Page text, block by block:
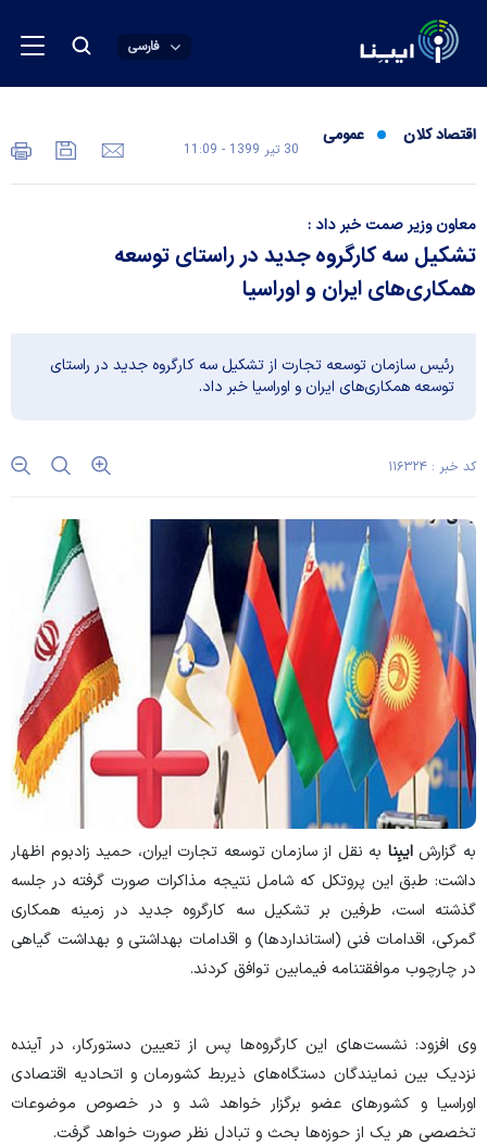
فارسی
اقتصاد کلان عمومی
30 تير 1399 - 11:09
معاون وزیر صمت خبر داد :
تشکیل سه کارگروه جدید در راستای توسعه
همکاری‌های ایران و اوراسیا
رئیس سازمان توسعه تجارت از تشکیل سه کارگروه جدید در راستای
توسعه همکاری‌های ایران و اوراسیا خبر داد.
کد خبر : ۱۱۶۳۲۴
به گزارشایبِنا به نقل از سازمان توسعه تجارت ایران، حمید زادبوم اظهار
داشت: طبق این پروتکل که شامل نتیجه مذاکرات صورت گرفته در جلسه
گذشته است، طرفین بر تشکیل سه کارگروه جدید در زمینه همکاری
گمرکی، اقدامات فنی (استانداردها) و اقدامات بهداشتی و بهداشت گیاهی
در چارچوب موافقتنامه فیمابین توافق کردند.
وی افزود: نشست‌های این کارگروه‌ها پس از تعیین دستورکار، در آینده
نزدیک بین نمایندگان دستگاه‌های ذیربط کشورمان و اتحادیه اقتصادی
اوراسیا و کشورهای عضو برگزار خواهد شد و در خصوص موضوعات
تخصصی هر یک از حوزه‌ها بحث و تبادل نظر صورت خواهد گرفت.